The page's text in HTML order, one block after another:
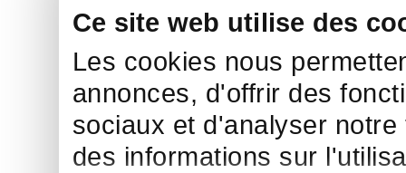
Ce site web utilise des
Les cookies nous
annonces, d'offrir des
sociaux et d'analyser
des informations sur